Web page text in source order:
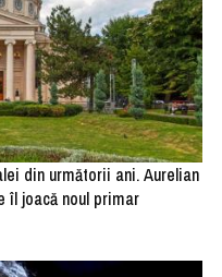
din următorii ani. Aurelian
îl joacă noul primar